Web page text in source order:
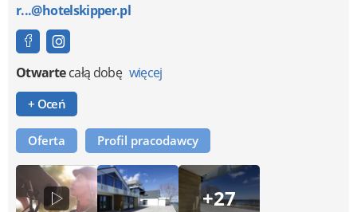
r...@hotelskipper.pl
Otwartecałą dobę więcej
+ Oceń
Oferta Profil pracodawcy
+27